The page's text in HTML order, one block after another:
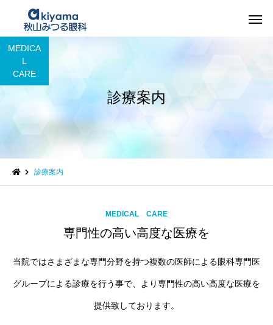
診療案内
MEDICA
L
CARE
診療案内
MEDICAL CARE
専門性の高い高度な医療を
当院ではさまざまな専門分野を持つ複数の医師による眼科専門医
グループによる診療を行う事で、より専門性の高い高度な医療を
提供致しております。